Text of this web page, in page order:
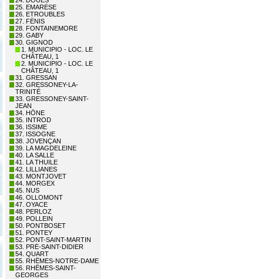
25. EMARÈSE
26. ETROUBLES
27. FÉNIS
28. FONTAINEMORE
29. GABY
30. GIGNOD
1. MUNICIPIO - LOC. LE
CHÂTEAU, 1
2. MUNICIPIO - LOC. LE
CHÂTEAU, 1
31. GRESSAN
32. GRESSONEY-LA-
TRINITÉ
33. GRESSONEY-SAINT-
JEAN
34. HÔNE
35. INTROD
36. ISSIME
37. ISSOGNE
38. JOVENÇAN
39. LA MAGDELEINE
40. LA SALLE
41. LA THUILE
42. LILLIANES
43. MONTJOVET
44. MORGEX
45. NUS
46. OLLOMONT
47. OYACE
48. PERLOZ
49. POLLEIN
50. PONTBOSET
51. PONTEY
52. PONT-SAINT-MARTIN
53. PRÉ-SAINT-DIDIER
54. QUART
55. RHÊMES-NOTRE-DAME
56. RHÊMES-SAINT-
GEORGES